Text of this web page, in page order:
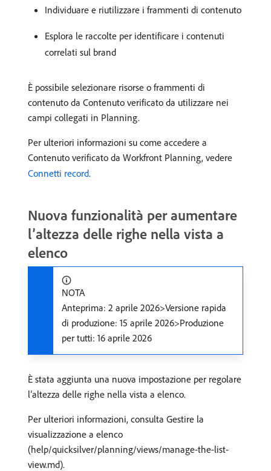
Individuare e riutilizzare i frammenti di contenuto
Esplora le raccolte per identificare i contenuti
correlati sul brand
È possibile selezionare risorse o frammenti di
contenuto da Contenuto verificato da utilizzare nei
campi collegati in Planning.
Per ulteriori informazioni su come accedere a
Contenuto verificato da Workfront Planning, vedere
Connetti record.
Nuova funzionalità per aumentare
l’altezza delle righe nella vista a
elenco
NOTA
Anteprima: 2 aprile 2026>Versione rapida
di produzione: 15 aprile 2026>Produzione
per tutti: 16 aprile 2026
È stata aggiunta una nuova impostazione per regolare
l’altezza delle righe nella vista a elenco.
Per ulteriori informazioni, consulta Gestire la
visualizzazione a elenco
(help/quicksilver/planning/views/manage-the-list-
view.md).